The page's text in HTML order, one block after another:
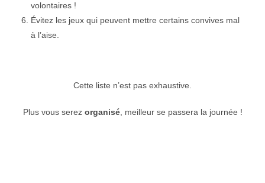
volontaires !
Évitez les jeux qui peuvent mettre certains convives mal
à l’aise.
Cette liste n’est pas exhaustive.
Plus vous serez organisé, meilleur se passera la journée !